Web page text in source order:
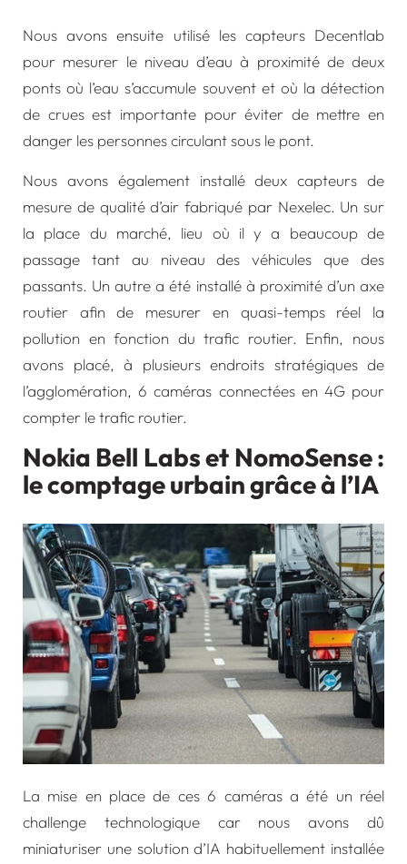
Nous avons ensuite utilisé les capteurs Decentlab
pour mesurer le niveau d’eau à proximité de deux
ponts où l’eau s’accumule souvent et où la détection
de crues est importante pour éviter de mettre en
danger les personnes circulant sous le pont.
Nous avons également installé deux capteurs de
mesure de qualité d’air fabriqué par Nexelec. Un sur
la place du marché, lieu où il y a beaucoup de
passage tant au niveau des véhicules que des
passants. Un autre a été installé à proximité d’un axe
routier afin de mesurer en quasi-temps réel la
pollution en fonction du trafic routier. Enfin, nous
avons placé, à plusieurs endroits stratégiques de
l’agglomération, 6 caméras connectées en 4G pour
compter le trafic routier.
Nokia Bell Labs et NomoSense :
le comptage urbain grâce à l’IA
La mise en place de ces 6 caméras a été un réel
challenge technologique car nous avons dû
miniaturiser une solution d’IA habituellement installée